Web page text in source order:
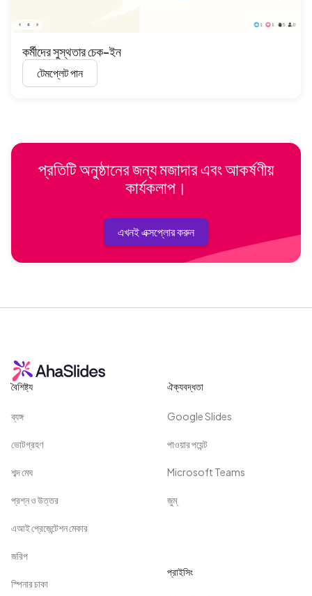
কর্মীদের সুস্থতার চেক-ইন
টেমপ্লেট পান
প্রতিটি অনুষ্ঠানের জন্য মজাদার এবং আকর্ষণীয়
কার্যকলাপ।
এখনই এক্সপ্লোর করুন
বৈশিষ্ট্য
ব্যঙ্গ
ভোটগ্রহণ
শব্দ মেঘ
প্রশ্ন ও উত্তর
এআই প্রেজেন্টেশন মেকার
জরিপ
স্পিনার চাকা
ঐক্যবদ্ধতা
Google Slides
পাওয়ার পয়েন্ট
Microsoft Teams
জুম্
প্রাইসিং